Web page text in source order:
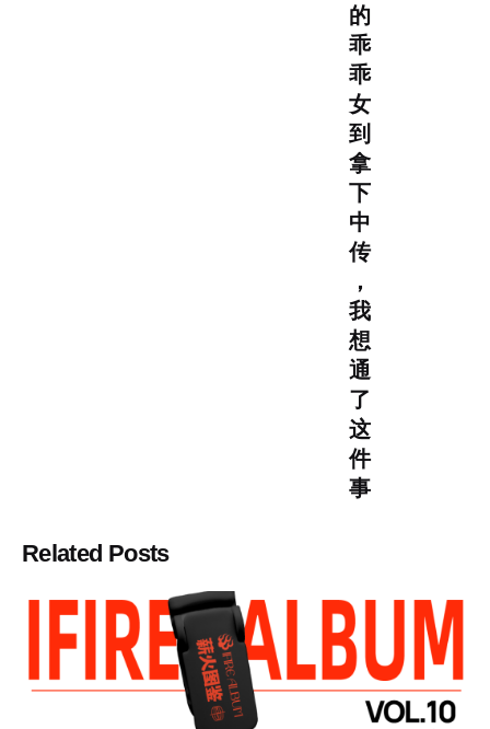
的
乖
乖
女
到
拿
下
中
传
，
我
想
通
了
这
件
事
Related Posts